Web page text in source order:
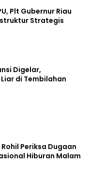
Plt Gubernur Riau
Strategis
Digelar,
di Tembilahan
Rohil Periksa Dugaan
Hiburan Malam